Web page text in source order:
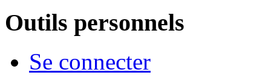
Outils personnels
Se connecter